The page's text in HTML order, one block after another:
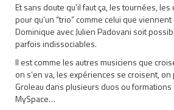
Et sans doute qu’il faut ça, les tournées,
pour qu’un “trio” comme celui que
Dominique avec Julien Padovani soit
parfois indissociables.
Il est comme les autres musiciens que
on s’en va, les expériences se croisent,
Groleau dans plusieurs duos ou formations
MySpace…